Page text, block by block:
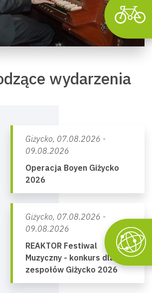
wydarzenia
Giżycko, 07.08.2026 -
09.08.2026
Operacja Boyen Giżycko
2026
Giżycko, 07.08.2026 -
09.08.2026
REAKTOR Festiwal
Muzyczny - konkurs dla
zespołów Giżycko 2026